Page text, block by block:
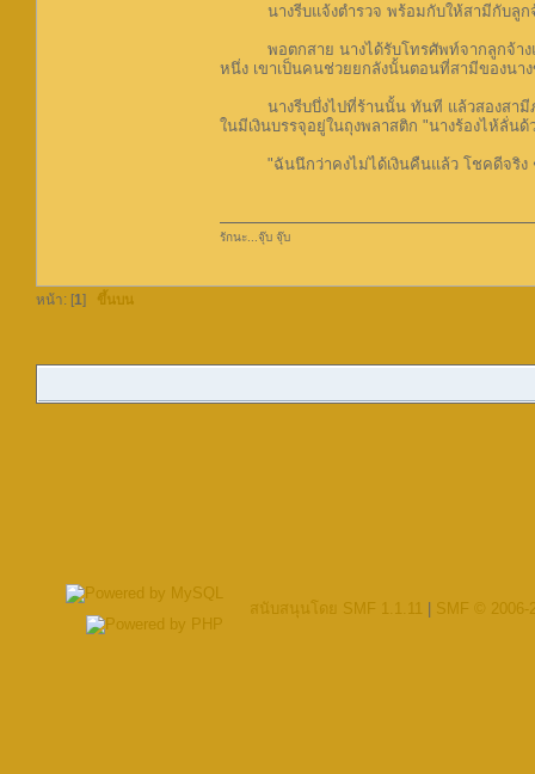
นางรีบแจ้งตำรวจ พร้อมกับให้สามีกับลูกจ้า
พอตกสาย นางได้รับโทรศัพท์จากลูกจ้างแจ้
หนึ่ง เขาเป็นคนช่วยยกลังนั้นตอนที่สามีของนา
นางรีบบึ่งไปที่ร้านนั้น ทันที แล้วสองสามีภร
ในมีเงินบรรจุอยู่ในถุงพลาสติก "นางร้องไห้ลั่นด้
"ฉันนึกว่าคงไม่ได้เงินคืนแล้ว โชคดีจริง ๆ"
รักนะ...จุ๊บ จุ๊บ
หน้า: [1] ขึ้นบน
สนับสนุนโดย SMF 1.1.11 SMF © 2006-